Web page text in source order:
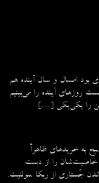
بود امسال و سال آینده هم
روزهای آینده را می‌بینیم
را یکی‌یکی […]
به خریدهای ظاهراً
خاصیت‌شان را از دست
جُستاری از ربکا سولنیت.